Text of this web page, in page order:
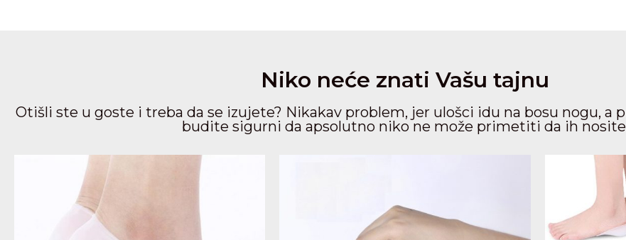
Niko neće znati Vašu tajnu
Otišli ste u goste i treba da se izujete? Nikakav problem, jer ulošci idu na bosu nogu, a
budite sigurni da apsolutno niko ne može primetiti da ih